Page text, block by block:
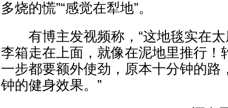
多烧的慌”“感觉在犁地”。
有博主发视频称，“这地毯实在太
李箱走在上面，就像在泥地里推行！
一步都要额外使劲，原本十分钟的路
钟的健身效果。”